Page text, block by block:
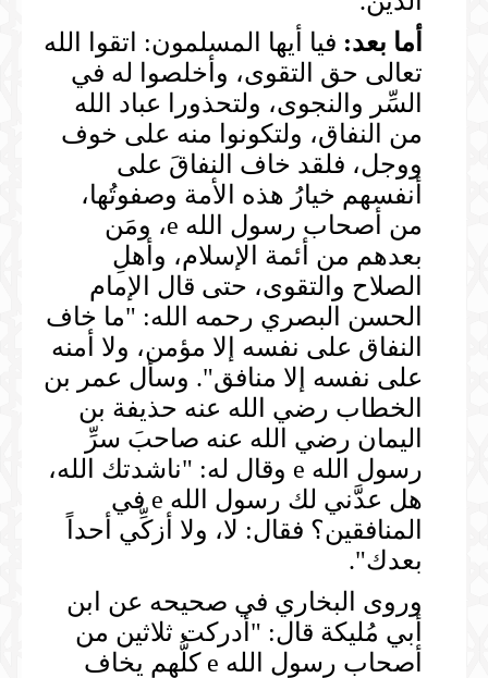
أما بعد: فيا أيها المسلمون: اتقوا الله
تعالى حق التقوى، وأخلصوا له في
السِّر والنجوى، ولتحذورا عباد الله
من النفاق، ولتكونوا منه على خوف
ووجل، فلقد خاف النفاقَ على
أنفسهم خيارُ هذه الأمة وصفوتُها،
من أصحاب رسول الله e، ومَن
بعدهم من أئمة الإسلام، وأهلِ
الصلاح والتقوى، حتى قال الإمام
الحسن البصري رحمه الله: "ما خاف
النفاق على نفسه إلا مؤمن، ولا أمنه
على نفسه إلا منافق". وسأل عمر بن
الخطاب رضي الله عنه حذيفة بن
اليمان رضي الله عنه صاحبَ سرِّ
رسول الله e وقال له: "ناشدتك الله،
هل عدَّني لك رسول الله e في
المنافقين؟ فقال: لا، ولا أزكِّي أحداً
بعدك".
وروى البخاري في صحيحه عن ابن
أبي مُليكة قال: "أدركت ثلاثين من
أصحاب رسول الله e كلُّهم يخاف